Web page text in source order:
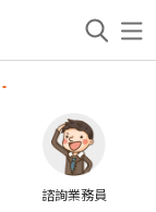
諮詢業務員